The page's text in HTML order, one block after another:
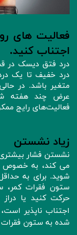
فعالیت های
اجتناب کنید.
درد فتق دیسک در
درد خفیف تا یک
متغیر باشد. در
عرض چند هفته
فعالیت‌های رایج
زیاد نشستن
نشستن فشار
می کند، به خصوص
شوید. برای به
ستون فقرات کمر،
حرکت کنید یا
اجتناب ناپذیر
شده به ستون فقرات